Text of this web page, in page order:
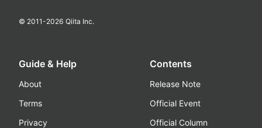
© 2011-2026 Qiita Inc.
Guide & Help
About
Terms
Privacy
Contents
Release Note
Official Event
Official Column